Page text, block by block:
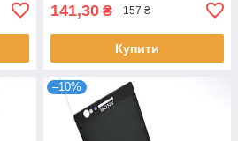
141,30 ₴ 157 ₴
Купити
–10%